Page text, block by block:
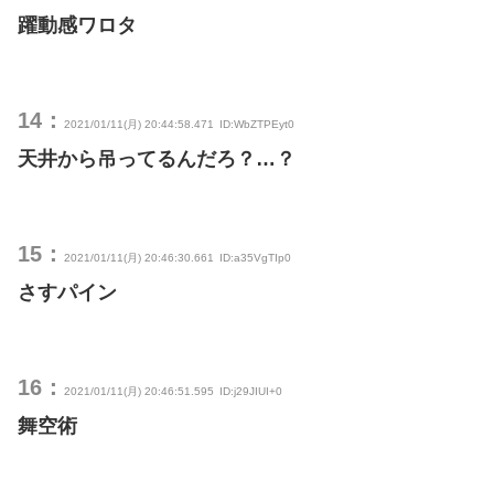
躍動感ワロタ
14： 2021/01/11(月) 20:44:58.471 ID:WbZTPEyt0
天井から吊ってるんだろ？…？
15： 2021/01/11(月) 20:46:30.661 ID:a35VgTIp0
さすパイン
16： 2021/01/11(月) 20:46:51.595 ID:j29JIUI+0
舞空術